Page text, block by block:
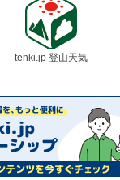
tenki.jp 登山天気